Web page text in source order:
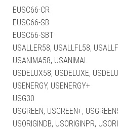
EUSC66-CR
EUSC66-SB
EUSC66-SBT
USALLER58, USALLFL58,
USANIMA58, USANIMAL
USDELUX58, USDELUXE,
USENERGY, USENERGY+
USG30
USGREEN, USGREEN+,
USORIGINDB, USORIGINPR,